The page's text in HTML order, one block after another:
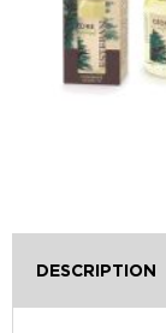
DESCRIPTION